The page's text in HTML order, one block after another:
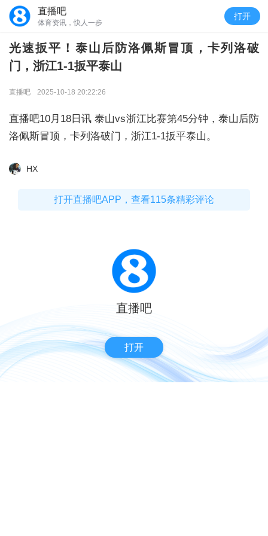
直播吧
体育资讯，快人一步
打开
光速扳平！泰山后防洛佩斯冒顶，卡列洛破
门，浙江1-1扳平泰山
直播吧 2025-10-18 20:22:26
直播吧10月18日讯 泰山vs浙江比赛第45分钟，泰山后防
洛佩斯冒顶，卡列洛破门，浙江1-1扳平泰山。
HX
打开直播吧APP，查看115条精彩评论
直播吧
打开